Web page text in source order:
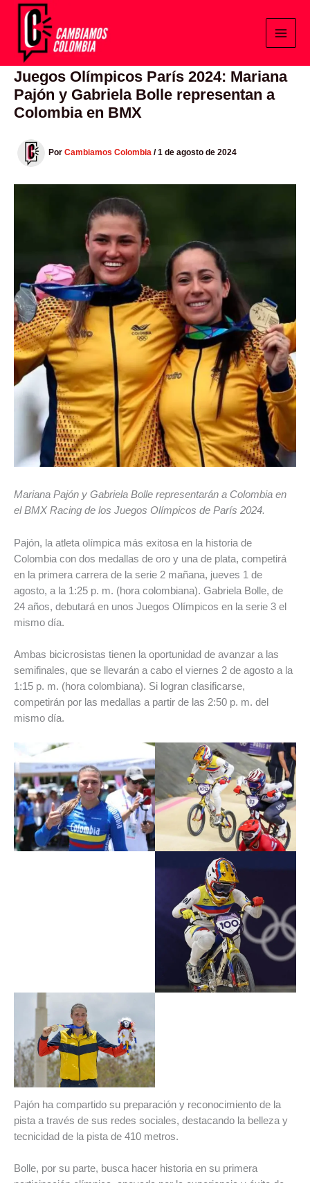
contenido
Juegos Olímpicos París 2024: Mariana
Pajón y Gabriela Bolle representan a
Colombia en BMX
Por Cambiamos Colombia /1 de agosto de 2024
Mariana Pajón y Gabriela Bolle representarán a Colombia en
el BMX Racing de los Juegos Olímpicos de París 2024.
Pajón, la atleta olímpica más exitosa en la historia de
Colombia con dos medallas de oro y una de plata, competirá
en la primera carrera de la serie 2 mañana, jueves 1 de
agosto, a la 1:25 p. m. (hora colombiana). Gabriela Bolle, de
24 años, debutará en unos Juegos Olímpicos en la serie 3 el
mismo día.
Ambas bicicrosistas tienen la oportunidad de avanzar a las
semifinales, que se llevarán a cabo el viernes 2 de agosto a la
1:15 p. m. (hora colombiana). Si logran clasificarse,
competirán por las medallas a partir de las 2:50 p. m. del
mismo día.
Pajón ha compartido su preparación y reconocimiento de la
pista a través de sus redes sociales, destacando la belleza y
tecnicidad de la pista de 410 metros.
Bolle, por su parte, busca hacer historia en su primera